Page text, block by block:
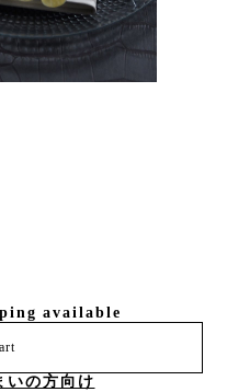
available
いの方向け